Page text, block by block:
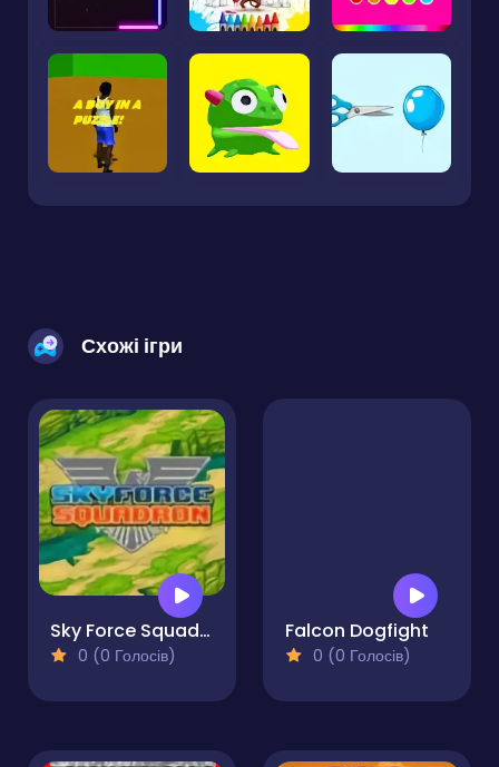
Схожі ігри
Sky Force Squadron
0 (0 Голосів)
Falcon Dogfight
0 (0 Голосів)